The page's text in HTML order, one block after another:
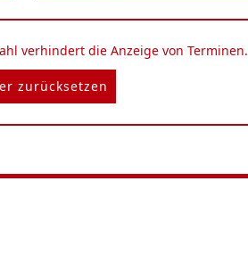
verhindert die Anzeige von Terminen.
zurücksetzen